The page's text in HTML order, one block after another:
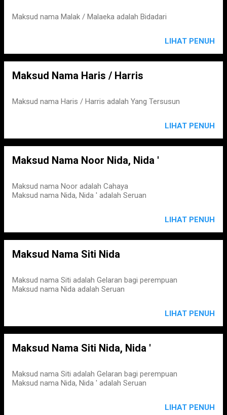
Maksud nama Malak / Malaeka adalah Bidadari
LIHAT PENUH
Maksud Nama Haris / Harris
Maksud nama Haris / Harris adalah Yang Tersusun
LIHAT PENUH
Maksud Nama Noor Nida, Nida '
Maksud nama Noor adalah Cahaya
Maksud nama Nida, Nida ' adalah Seruan
LIHAT PENUH
Maksud Nama Siti Nida
Maksud nama Siti adalah Gelaran bagi perempuan
Maksud nama Nida adalah Seruan
LIHAT PENUH
Maksud Nama Siti Nida, Nida '
Maksud nama Siti adalah Gelaran bagi perempuan
Maksud nama Nida, Nida ' adalah Seruan
LIHAT PENUH